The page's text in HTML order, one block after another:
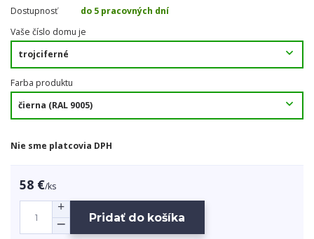
Dostupnosť
do 5 pracovných dní
Vaše číslo domu je
Farba produktu
Nie sme platcovia DPH
58 €/ks
Pridať do košíka